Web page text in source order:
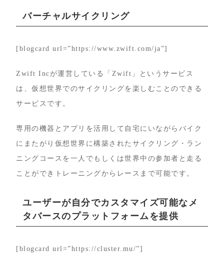
バーチャルサイクリング
[blogcard url=”https://www.zwift.com/ja”]
Zwift Incが運営している「Zwift」というサービス
は、仮想世界でのサイクリングを楽しむことのできる
サービスです。
専用の機器とアプリを活用して自宅にいながらバイク
にまたがり仮想世界に構築されたサイクリング・ラン
ニングコースを一人でもしくは世界中の参加者と走る
ことができトレーニングからレースまで可能です。
ユーザーが自分でカスタマイズ可能なメ
タバースのプラットフォームを提供
[blogcard url=”https://cluster.mu/”]